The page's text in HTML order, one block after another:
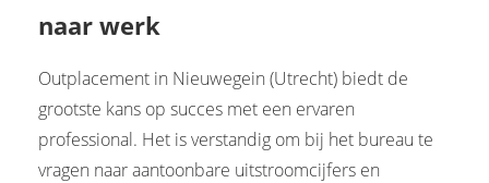
naar werk
Outplacement in Nieuwegein (Utrecht) biedt de
grootste kans op succes met een ervaren
professional. Het is verstandig om bij het bureau te
vragen naar aantoonbare uitstroomcijfers en